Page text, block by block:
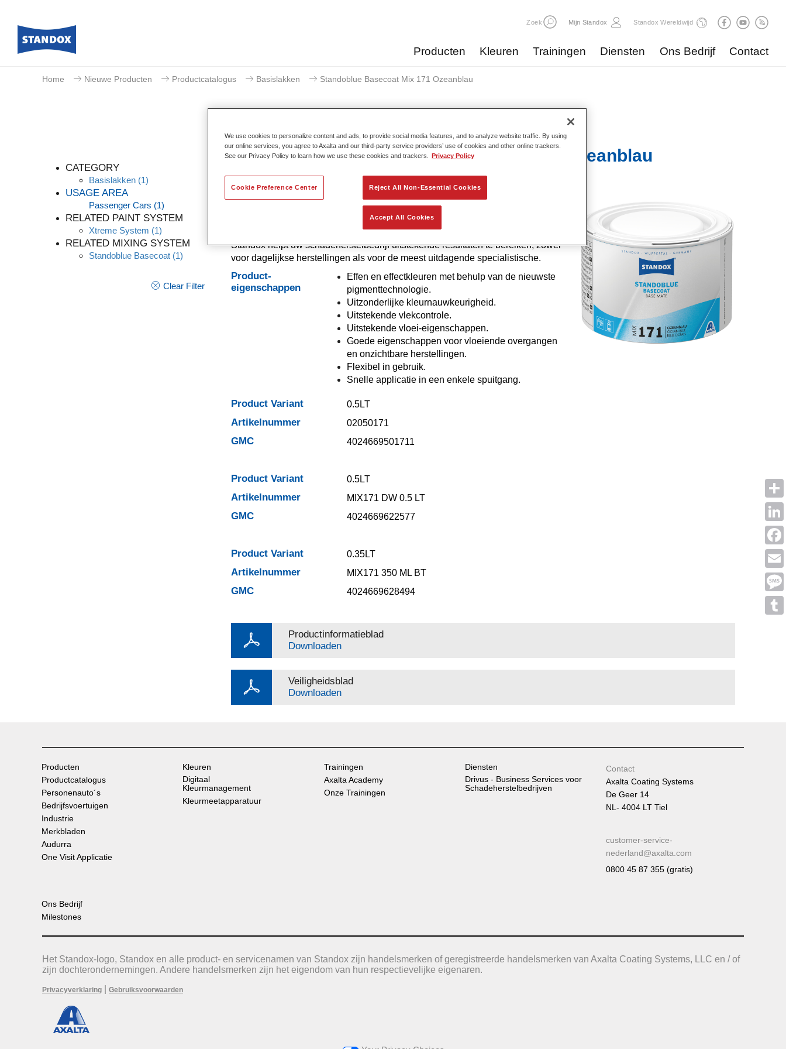
Zoek Mijn Standox Standox Wereldwijd
Producten Kleuren Trainingen Diensten Ons Bedrijf Contact
Email
Home Nieuwe Producten Productcatalogus Basislakken Standoblue Basecoat Mix 171 Ozeanblau
CATEGORY
Basislakken (1)
USAGE AREA
Passenger Cars (1)
RELATED PAINT SYSTEM
Xtreme System (1)
RELATED MIXING SYSTEM
Standoblue Basecoat (1)
Clear Filter
Standoblue Basecoat Mix 171 Ozeanblau
Dankzij de continue ontwikkeling biedt Standoblue Basislak de hoogste
kleurnauwkeurigheid. Dat komt omdat kleurcompetentie, technologische
knowhow en het voldoen aan de hoogste normen allemaal in ons DNA zitten.
Standox helpt uw ​​schadeherstelbedrijf uitstekende resultaten te bereiken, zowel
voor dagelijkse herstellingen als voor de meest uitdagende specialistische.
Product-
eigenschappen
Effen en effectkleuren met behulp van de nieuwste
pigmenttechnologie.
Uitzonderlijke kleurnauwkeurigheid.
Uitstekende vlekcontrole.
Uitstekende vloei-eigenschappen.
Goede eigenschappen voor vloeiende overgangen
en onzichtbare herstellingen.
Flexibel in gebruik.
Snelle applicatie in een enkele spuitgang.
Product Variant 0.5LT
Artikelnummer 02050171
GMC 4024669501711
Product Variant 0.5LT
Artikelnummer MIX171 DW 0.5 LT
GMC 4024669622577
Product Variant 0.35LT
Artikelnummer MIX171 350 ML BT
GMC 4024669628494
Productinformatieblad
Downloaden
Veiligheidsblad
Downloaden
Producten
Productcatalogus
Personenauto´s
Bedrijfsvoertuigen
Industrie
Merkbladen
Audurra
One Visit Applicatie
Kleuren
Digitaal
Kleurmanagement
Kleurmeetapparatuur
Trainingen
Axalta Academy
Onze Trainingen
Diensten
Drivus - Business Services voor
Schadeherstelbedrijven
Ons Bedrijf
Milestones
Contact
Axalta Coating Systems
De Geer 14
NL- 4004 LT Tiel
customer-service-
nederland@axalta.com
0800 45 87 355 (gratis)
Het Standox-logo, Standox en alle product- en servicenamen van Standox zijn handelsmerken of geregistreerde handelsmerken van Axalta Coating Systems, LLC en / of
zijn dochterondernemingen. Andere handelsmerken zijn het eigendom van hun respectievelijke eigenaren.
Privacyverklaring Gebruiksvoorwaarden
We use cookies to personalize content and ads, to provide social media features, and to analyze website traffic. By using
our online services, you agree to Axalta and our third-party service providers’ use of cookies and other online trackers.
See our Privacy Policy to learn how we use these cookies and trackers.
Privacy Policy
Reject All Non-Essential Cookies
Accept All Cookies
Cookie Preference Center